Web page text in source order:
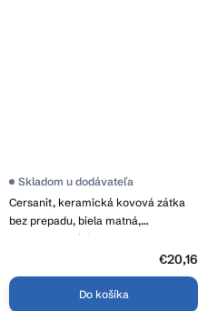
Cersanit, keramická kovová zátka
bez prepadu, biela matná,
neuzavierateľná, K11-2361
Skladom u dodávateľa
€20,16
Do košíka